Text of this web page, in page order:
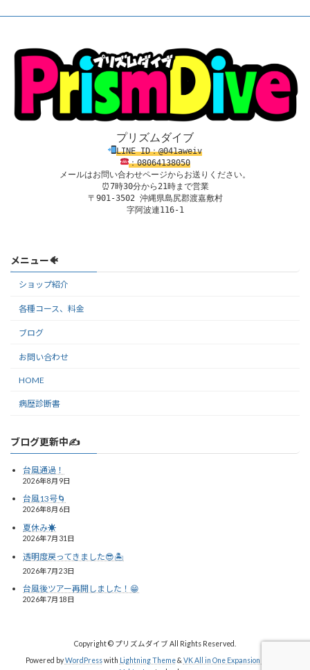
プリズムダイブ
LINE ID：@041aweiv
：08064138050
メールはお問い合わせページからお送りください。
⏰7時30分から21時まで営業
〒901-3502 沖縄県島尻郡渡嘉敷村
字阿波連116-1
メニュー🐠
ショップ紹介
各種コース、料金
ブログ
お問い合わせ
HOME
病歴診断書
ブログ更新中✍️
台風通過！
2026年8月9日
台風13号🌀
2026年8月6日
夏休み☀️
2026年7月31日
透明度戻ってきました😎🏝️
2026年7月23日
台風後ツアー再開しました！😁
2026年7月18日
Copyright © プリズムダイブ All Rights Reserved.
Powered byWordPresswith Lightning Theme& VK All in One Expansion Unit